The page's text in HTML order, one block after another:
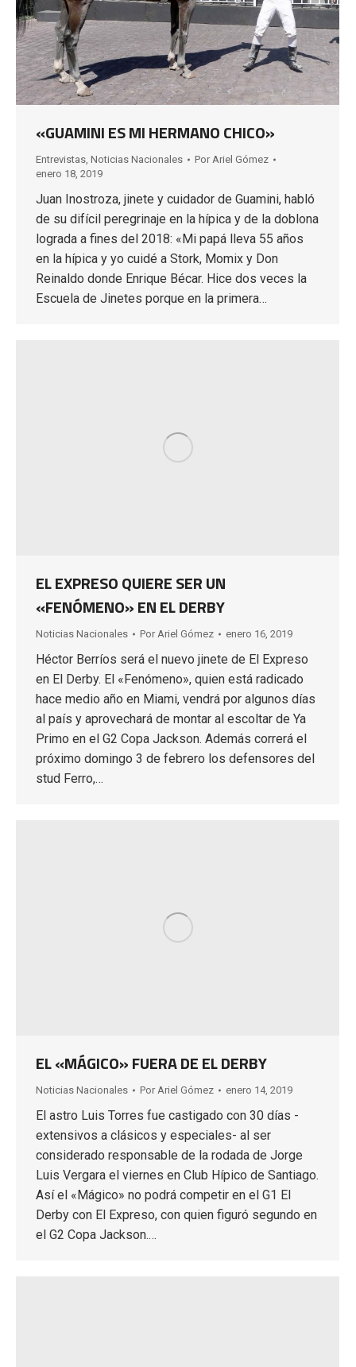
«GUAMINI ES MI HERMANO CHICO»
Entrevistas, Noticias Nacionales Por Ariel Gómez
enero 18, 2019
Juan Inostroza, jinete y cuidador de Guamini, habló
de su difícil peregrinaje en la hípica y de la doblona
lograda a fines del 2018: «Mi papá lleva 55 años
en la hípica y yo cuidé a Stork, Momix y Don
Reinaldo donde Enrique Bécar. Hice dos veces la
Escuela de Jinetes porque en la primera…
EL EXPRESO QUIERE SER UN
«FENÓMENO» EN EL DERBY
Noticias Nacionales Por Ariel Gómez enero 16, 2019
Héctor Berríos será el nuevo jinete de El Expreso
en El Derby. El «Fenómeno», quien está radicado
hace medio año en Miami, vendrá por algunos días
al país y aprovechará de montar al escoltar de Ya
Primo en el G2 Copa Jackson. Además correrá el
próximo domingo 3 de febrero los defensores del
stud Ferro,…
EL «MÁGICO» FUERA DE EL DERBY
Noticias Nacionales Por Ariel Gómez enero 14, 2019
El astro Luis Torres fue castigado con 30 días -
extensivos a clásicos y especiales- al ser
considerado responsable de la rodada de Jorge
Luis Vergara el viernes en Club Hípico de Santiago.
Así el «Mágico» no podrá competir en el G1 El
Derby con El Expreso, con quien figuró segundo en
el G2 Copa Jackson.…